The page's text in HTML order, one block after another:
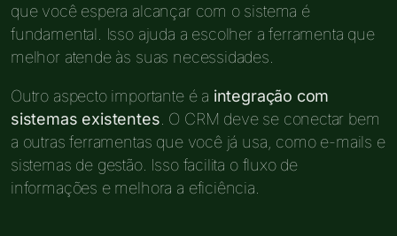
que você espera alcançar com o sistema é
fundamental. Isso ajuda a escolher a ferramenta que
melhor atende às suas necessidades.
Outro aspecto importante é a integração com
sistemas existentes . O CRM deve se conectar bem
a outras ferramentas que você já usa, como e-mails e
sistemas de gestão. Isso facilita o fluxo de
informações e melhora a eficiência.